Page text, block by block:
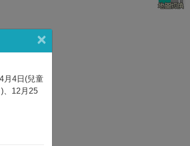
常收運。
×
月4日(兒童
、12月25